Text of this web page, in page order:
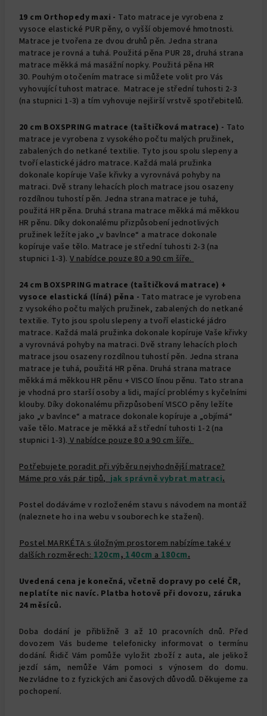
19 cm Orthopedy maxi - Tato matrace je vyrobena z
vysoce elastické PUR pěny, o vyšší objemové hmotnosti.
Matrace je tvořena ze dvou druhů pěn. Jedna strana
matrace je rovná a tuhá. Použitá pěna PUR 28, druhá strana
matrace měkká má masážní nopky. Použitá pěna HR
30. Pouhým otočením matrace si můžete volit pro Vás
vyhovující tuhost matrace. Matrace je střední tuhosti 2-3
(na stupnici 1-3) a tím vyhovuje nejširší vrstvě spotřebitelů.
20 cm BOXSPRING matrace (taštičková matrace) - Tato
matrace je vyrobena z vysokého počtu malých pružinek,
zabalených do netkané textilie. Tyto jsou spolu slepeny a
tvoří elastické jádro matrace. Každá malá pružinka
dokonale kopíruje Vaše křivky a vyrovnává pohyby na
matraci. Dvě strany lehacích ploch matrace jsou osazeny
rozdílnou tuhostí pěn. Jedna strana matrace je tuhá,
použitá HR pěna. Druhá strana matrace měkká má měkkou
HR pěnu. Díky dokonalému přizpůsobení jednotlivých
pružinek ležíte jako „v bavlnce“ a matrace dokonale
kopíruje vaše tělo. Matrace je střední tuhosti 2-3 (na
stupnici 1-3).V nabídce pouze 80 a 90 cm šíře.
24 cm BOXSPRING matrace (taštičková matrace) +
vysoce elastická (líná) pěna - Tato matrace je vyrobena
z vysokého počtu malých pružinek, zabalených do netkané
textilie. Tyto jsou spolu slepeny a tvoří elastické jádro
matrace. Každá malá pružinka dokonale kopíruje Vaše křivky
a vyrovnává pohyby na matraci. Dvě strany lehacích ploch
matrace jsou osazeny rozdílnou tuhostí pěn. Jedna strana
matrace je tuhá, použitá HR pěna. Druhá strana matrace
měkká má měkkou HR pěnu + VISCO línou pěnu. Tato strana
je vhodná pro starší osoby a lidi, mající problémy s kyčelními
klouby. Díky dokonalému přizpůsobení VISCO pěny ležíte
jako „v bavlnce“ a matrace dokonale kopíruje a „objímá“
vaše tělo. Matrace je měkká až střední tuhosti 1-2 (na
stupnici 1-3).V nabídce pouze 80 a 90 cm šíře.
Potřebujete poradit při výběru nejvhodnější matrace?
Máme pro vás pár tipů,jak správně vybrat matraci.
Postel dodáváme v rozloženém stavu s návodem na montáž
(naleznete ho i na webu v souborech ke stažení).
Postel MARKÉTA s úložným prostorem nabízíme také v
dalších rozměrech:120cm,140cma180cm.
Uvedená cena je konečná, včetně dopravy po celé ČR,
neplatíte nic navíc. Platba hotově při dovozu, záruka
24 měsíců.
Doba dodání je přibližně 3 až 10 pracovních dnů. Před
dovozem Vás budeme telefonicky informovat o termínu
dodání. Řidič Vám pomůže vyložit zboží z auta, ale jelikož
jezdí sám, nemůže Vám pomoci s výnosem do domu.
Nezvládne to z fyzických ani časových důvodů. Děkujeme za
pochopení.